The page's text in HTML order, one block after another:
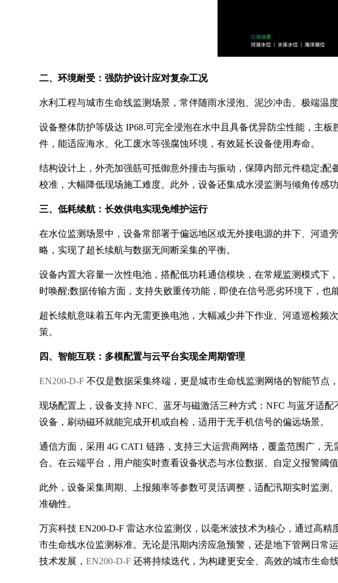
二、环境耐受：强防护设计应对复杂工况
水利工程与城市生命线监测场景，常伴随雨水浸泡、泥沙冲击、极端温
设备整体防护等级达 IP68.可完全浸泡在水中且具备优异防尘性能，主
件，能适应海水、化工废水等强腐蚀环境，有效延长设备使用寿命。
结构设计上，外壳加强筋可抵御意外撞击与振动，保障内部元件稳定;
校准，大幅降低现场施工难度。此外，设备还集成水浸监测与倾角传感
三、低耗续航：长效供电实现免维护运行
在水位监测场景中，设备常部署于偏远地区或无外接电源的井下、河道
略，实现了超长续航与数据无间断采集的平衡。
设备内置大容量一次性电池，搭配低功耗通信模块，在常规监测模式下
时唤醒;数据传输方面，支持失败重传功能，即使在信号恶劣环境下，也
超长续航意味着五年内无需更换电池，大幅减少井下作业、河道巡检
策。
四、智能互联：多模配置与云平台实现全周期管理
EN200-D-F 不仅是数据采集终端，更是城市生命线监测网络的智能节点
现场配置上，设备支持 NFC、蓝牙与磁激活三种方式：NFC 与蓝牙适
设备，刷动磁环就能完成开机或自检，适用于无手机信号的偏远场景。
通信方面，采用 4G CAT1 链路，支持三大运营商网络，覆盖范围广，
合。在云端平台，用户能实时查看设备状态与水位数据、自定义报警阈
此外，设备采集周期、上报频率等参数可灵活调整，适配汛期实时监
准确性。
万宾科技 EN200-D-F 雷达水位监测仪，以毫米波技术为核心，通过高
市生命线水位监测标准。无论是汛期内涝应急预警，还是地下管网日常
技术发展，EN200-D-F 还将持续迭代，为构建更安全、高效的城市生命